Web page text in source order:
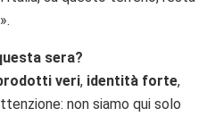
».
sera?
veri, identità forte,
non siamo qui solo